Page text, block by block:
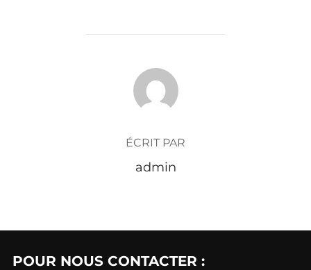
AUTEUR DE LA PUBLICATION
ÉCRIT PAR
admin
POUR NOUS CONTACTER :